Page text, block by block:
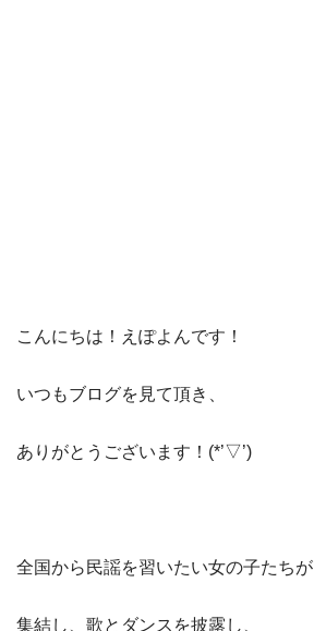
こんにちは！えぽよんです！
いつもブログを見て頂き、
ありがとうございます！(*’▽’)
全国から民謡を習いたい女の子たちが
集結し、歌とダンスを披露し、